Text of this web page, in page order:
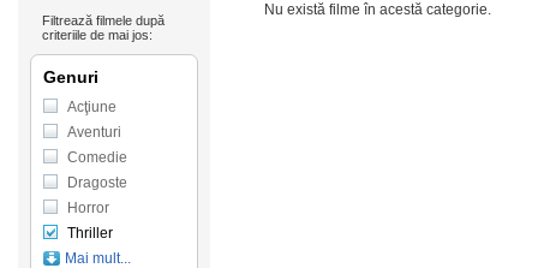
Nu există filme în acestă categorie.
Filtrează filmele după
criteriile de mai jos:
Genuri
Acţiune
Aventuri
Comedie
Dragoste
Horror
Thriller
Mai mult...